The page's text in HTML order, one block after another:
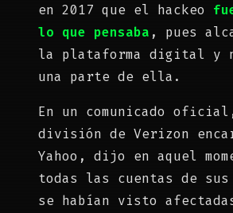
en 2017 que el hackeo
lo que pensaba , pues
la plataforma digital y
una parte de ella.
En un comunicado
división de Verizon
Yahoo, dijo en aquel
todas las cuentas de
se habían visto